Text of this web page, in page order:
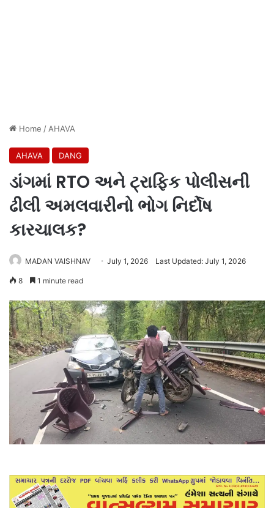
Home / AHAVA
AHAVA DANG
ડાંગમાં RTO અને ટ્રાફિક પોલીસની
ઢીલી અમલવારીનો ભોગ નિર્દોષ
કારચાલક?
MADAN VAISHNAV July 1, 2026 Last Updated: July 1, 2026
8 1 minute read